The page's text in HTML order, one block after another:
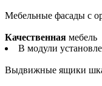
Мебельные фасады с
Качественная мебель
В модули
Выдвижные ящики